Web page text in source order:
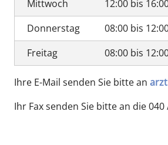
Mittwoch
12:00 bis
Donnerstag
08:00 bis
Freitag
08:00 bis
Ihre E-Mail senden Sie bitte an
Ihr Fax senden Sie bitte an die 040